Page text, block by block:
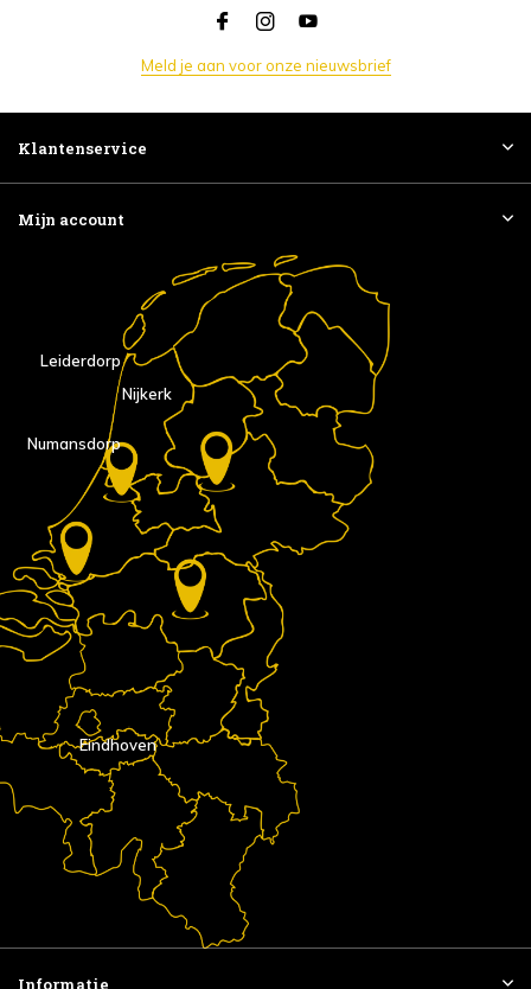
Meld je aan voor onze nieuwsbrief
Klantenservice
Mijn account
Eindhoven
Nijkerk
Numansdorp
Leiderdorp
Informatie